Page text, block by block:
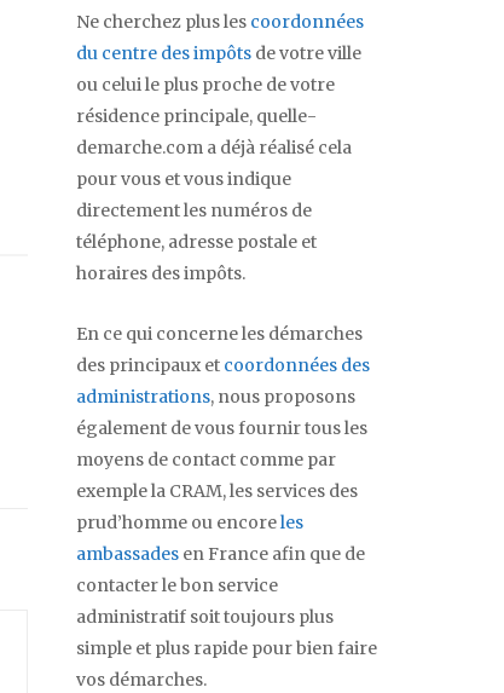
Ne cherchez plus les coordonnées
du centre des impôts de votre ville
ou celui le plus proche de votre
résidence principale, quelle-
demarche.com a déjà réalisé cela
pour vous et vous indique
directement les numéros de
téléphone, adresse postale et
horaires des impôts.
En ce qui concerne les démarches
des principaux et coordonnées des
administrations, nous proposons
également de vous fournir tous les
moyens de contact comme par
exemple la CRAM, les services des
prud’homme ou encoreles
ambassades en France afin que de
contacter le bon service
administratif soit toujours plus
simple et plus rapide pour bien faire
vos démarches.